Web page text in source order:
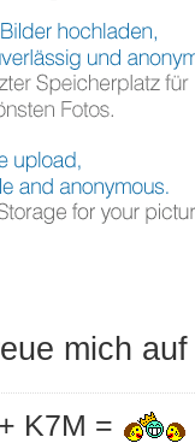
mich auf
K7M =